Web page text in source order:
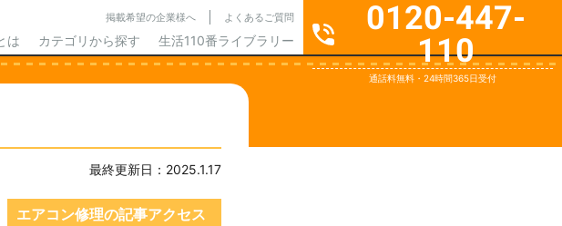
掲載希望の企業様へ よくあるご質問
は カテゴリから探す 生活110番ライブラリー
0120-447-
110
通話料無料・24時間365日受付
最終更新日：2025.1.17
エアコン修理の記事アクセス